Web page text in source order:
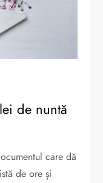
de nuntă
care dă
de ore și